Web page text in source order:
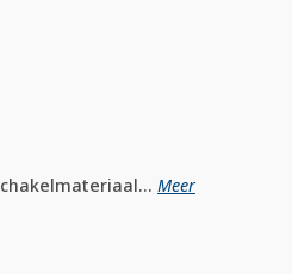
Meer